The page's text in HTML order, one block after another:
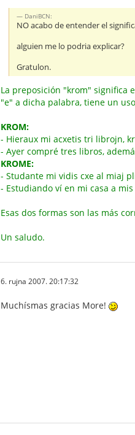
DaniBCN:
NO acabo de entender el
alguien me lo podria explicar?
Gratulon.
La preposición "krom" significa
"e" a dicha palabra, tiene un
KROM:
- Hieraux mi acxetis tri librojn,
- Ayer compré tres libros,
KROME:
- Studante mi vidis cxe al miaj
- Estudiando ví en mi casa a
Esas dos formas son las más
Un saludo.
6. rujna 2007. 20:17:32
Muchísmas gracias More!